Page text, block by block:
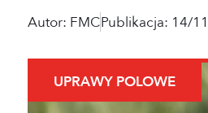
Autor: FMCPublikacja: 14/
UPRAWY POLOWE